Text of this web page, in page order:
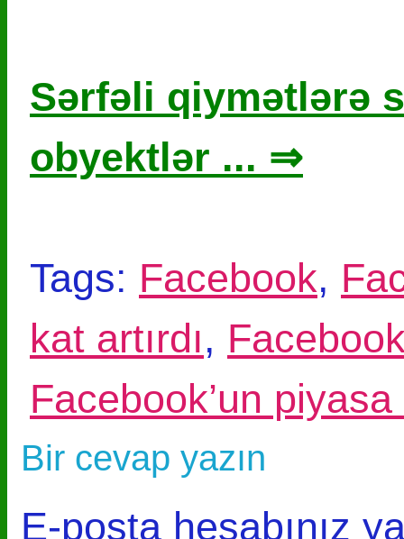
Sərfəli qiymətlərə
obyektlər ... ⇒
Tags: Facebook,
kat artırdı,
Facebook’un
Bir cevap yazın
E-posta hesabınız